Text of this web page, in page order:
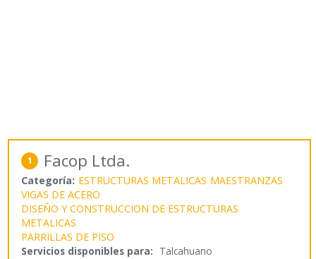
1 Facop Ltda.
Categoría: ESTRUCTURAS METALICAS MAESTRANZAS
VIGAS DE ACERO
DISEÑO Y CONSTRUCCION DE ESTRUCTURAS
METALICAS
PARRILLAS DE PISO
Servicios disponibles para: Talcahuano